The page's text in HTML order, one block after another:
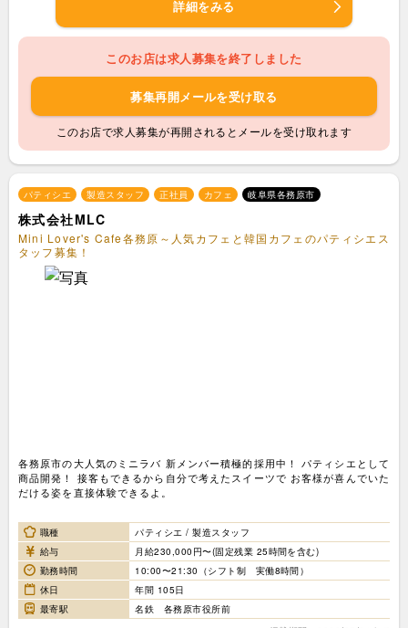
詳細をみる
このお店は求人募集を終了しました
募集再開メールを受け取る
このお店で求人募集が再開されるとメールを受け取れます
パティシエ 製造スタッフ 正社員 カフェ 岐阜県各務原市
株式会社MLC
Mini Lover's Cafe各務原～人気カフェと韓国カフェのパティシエス
タッフ募集！
各務原市の大人気のミニラバ 新メンバー積極的採用中！ パティシエとして
商品開発！ 接客もできるから自分で考えたスイーツで お客様が喜んでいた
だける姿を直接体験できるよ。
職種
パティシエ / 製造スタッフ
給与
月給230,000円〜(固定残業 25時間を含む)
勤務時間
10:00〜21:30（シフト制 実働8時間）
休日
年間 105日
最寄駅
名鉄 各務原市役所前